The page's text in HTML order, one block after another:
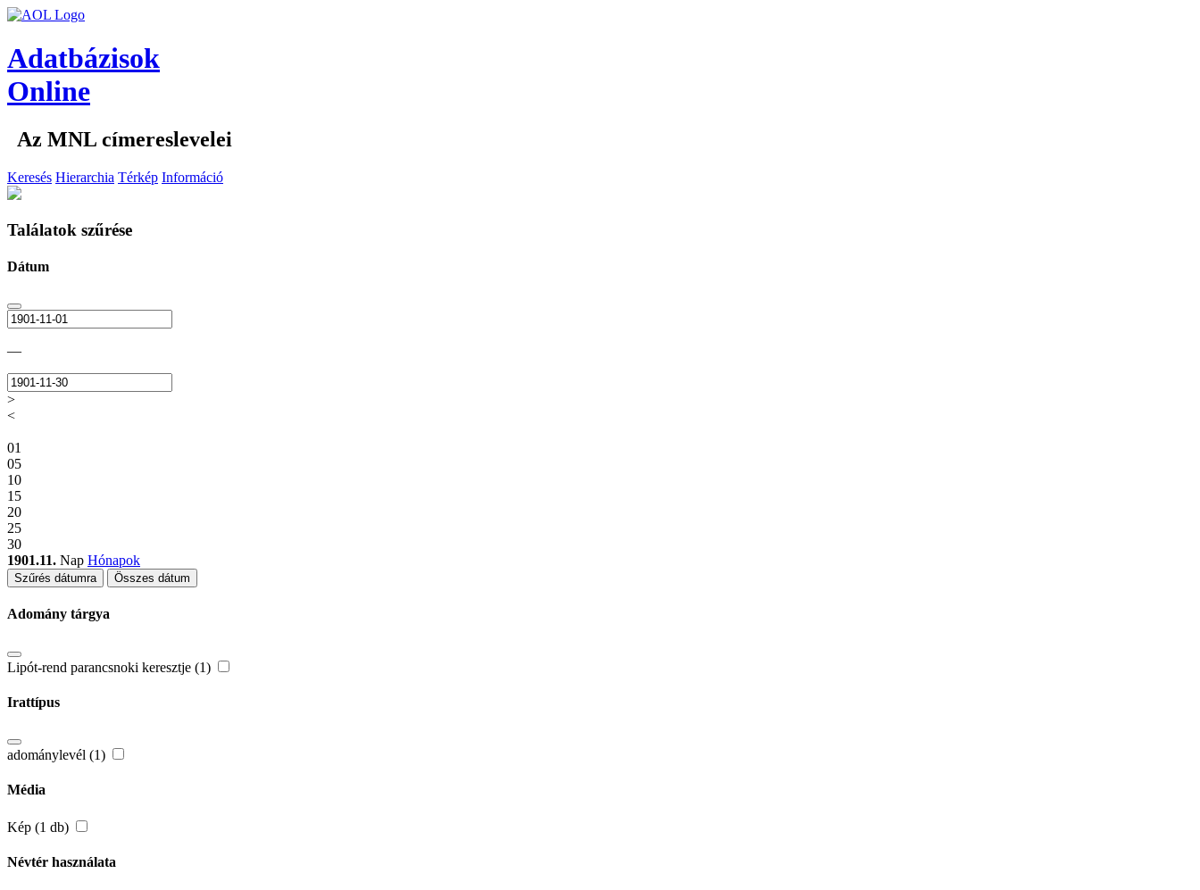
Adatbázisok
Online
Az MNL címereslevelei
Keresés Hierarchia Térkép Információ
Találatok szűrése
Dátum
—
>
<
01
05
10
15
20
25
30
1901.11. Nap Hónapok
Szűrés dátumra Összes dátum
Adomány tárgya
Lipót-rend parancsnoki keresztje (1)
Irattípus
adománylevél (1)
Média
Kép (1 db)
Névtér használata